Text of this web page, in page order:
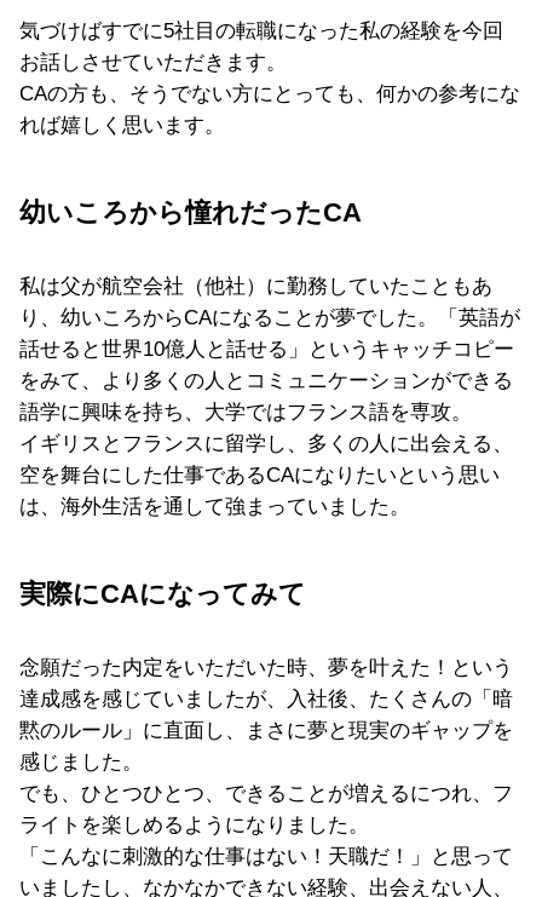
気づけばすでに5社目の転職になった私の経験を今回
お話しさせていただきます。
CAの方も、そうでない方にとっても、何かの参考にな
れば嬉しく思います。
幼いころから憧れだったCA
私は父が航空会社（他社）に勤務していたこともあ
り、幼いころからCAになることが夢でした。「英語が
話せると世界10億人と話せる」というキャッチコピー
をみて、より多くの人とコミュニケーションができる
語学に興味を持ち、大学ではフランス語を専攻。
イギリスとフランスに留学し、多くの人に出会える、
空を舞台にした仕事であるCAになりたいという思い
は、海外生活を通して強まっていました。
実際にCAになってみて
念願だった内定をいただいた時、夢を叶えた！という
達成感を感じていましたが、入社後、たくさんの「暗
黙のルール」に直面し、まさに夢と現実のギャップを
感じました。
でも、ひとつひとつ、できることが増えるにつれ、フ
ライトを楽しめるようになりました。
「こんなに刺激的な仕事はない！天職だ！」と思って
いましたし、なかなかできない経験、出会えない人、